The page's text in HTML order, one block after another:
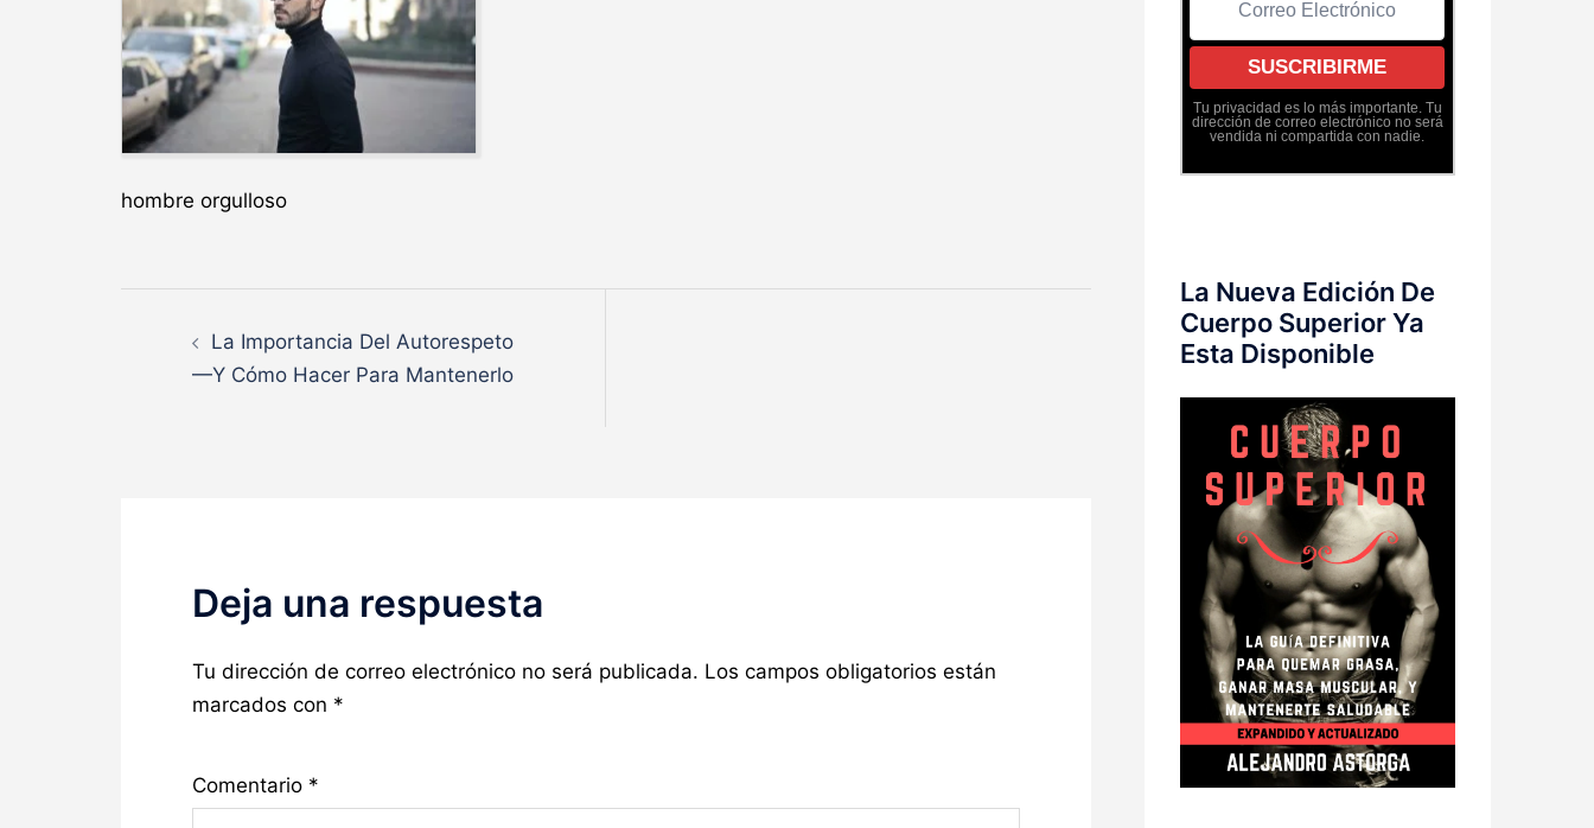
hombre orgulloso
La Importancia Del Autorespeto
—Y Cómo Hacer Para Mantenerlo
Deja una respuesta
Tu dirección de correo electrónico no será publicada. Los campos obligatorios están
marcados con *
Comentario *
Tu privacidad es lo más importante. Tu
dirección de correo electrónico no será
vendida ni compartida con nadie.
La Nueva Edición De
Cuerpo Superior Ya
Esta Disponible